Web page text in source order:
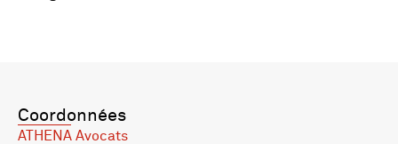
Coordonnées
ATHENA Avocats